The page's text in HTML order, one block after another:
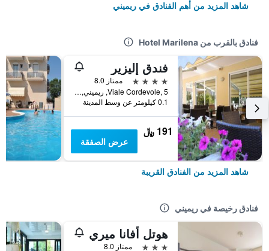
شاهد المزيد من أهم الفنادق في ريميني
فنادق بالقرب من Hotel Marilena
فندق إليزير
4 نجوم
ممتاز 8.0
Viale Cordevole, 5, ريميني, مقاطعة ريميني, إيطاليا
0.1 كيلومتر عن وسط المدينة
191 ﷼
عرض الصفقة
شاهد المزيد من الفنادق القريبة
فنادق رخيصة في ريميني
هوتل أفانا ميري
3 نجوم
ممتاز 8.0